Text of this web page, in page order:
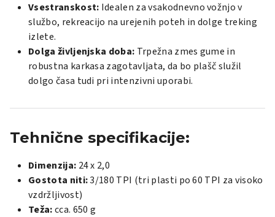
Vsestranskost: Idealen za vsakodnevno vožnjo v
službo, rekreacijo na urejenih poteh in dolge treking
izlete.
Dolga življenjska doba: Trpežna zmes gume in
robustna karkasa zagotavljata, da bo plašč služil
dolgo časa tudi pri intenzivni uporabi.
Tehnične specifikacije:
Dimenzija: 24 x 2,0
Gostota niti:3/180 TPI (tri plasti po 60 TPI za visoko
vzdržljivost)
Teža:cca. 650 g